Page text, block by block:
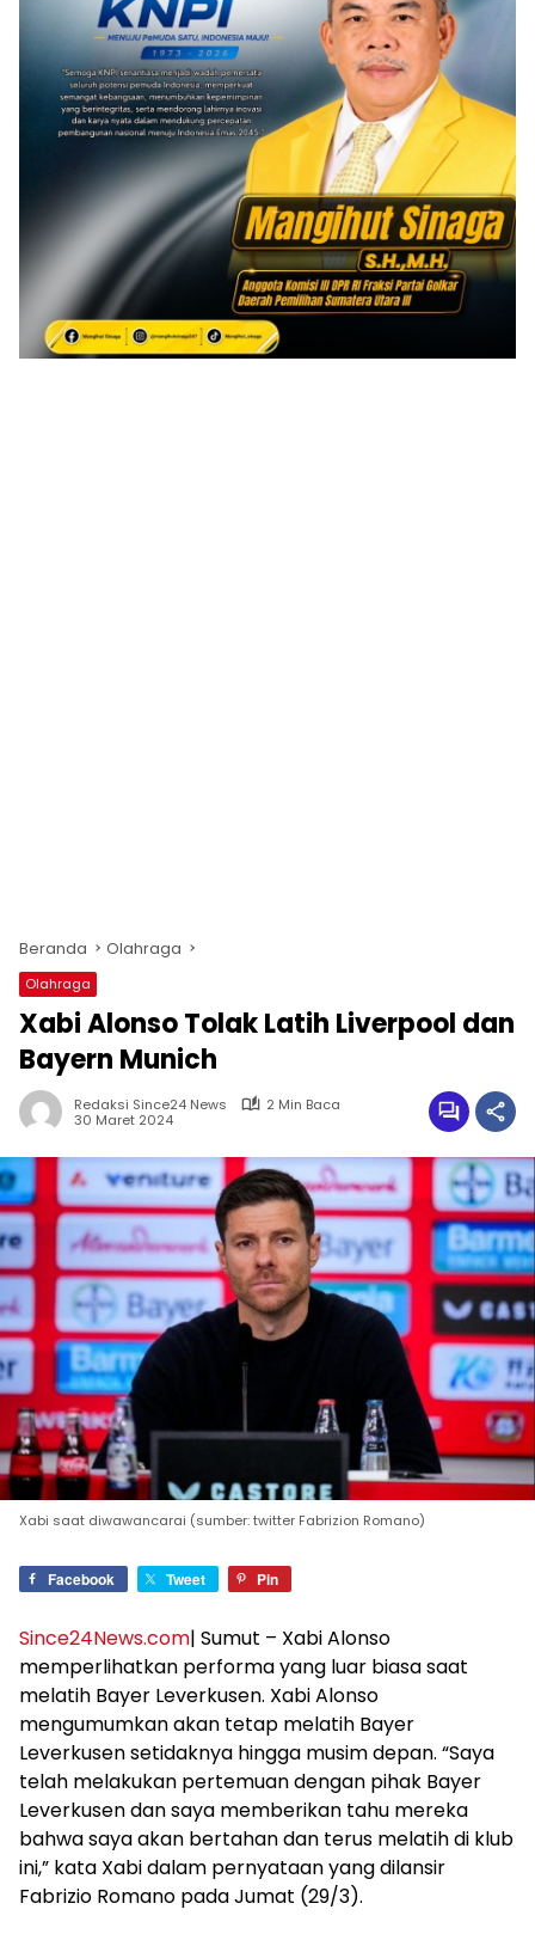
Beranda Olahraga
Olahraga
Xabi Alonso Tolak Latih Liverpool dan
Bayern Munich
Redaksi Since24 News
2 Min Baca
30 Maret 2024
Xabi saat diwawancarai (sumber: twitter Fabrizion Romano)
Facebook Tweet Pin
Since24News.com| Sumut – Xabi Alonso
memperlihatkan performa yang luar biasa saat
melatih Bayer Leverkusen. Xabi Alonso
mengumumkan akan tetap melatih Bayer
Leverkusen setidaknya hingga musim depan. “Saya
telah melakukan pertemuan dengan pihak Bayer
Leverkusen dan saya memberikan tahu mereka
bahwa saya akan bertahan dan terus melatih di klub
ini,” kata Xabi dalam pernyataan yang dilansir
Fabrizio Romano pada Jumat (29/3).